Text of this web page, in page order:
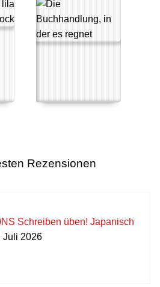
Rezensionen
Schreiben üben! Japanisch
Juli 2026